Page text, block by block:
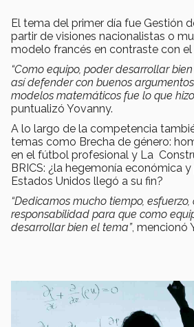
El tema del primer día fue Gestión
partir de visiones nacionalistas o
modelo francés en contraste con
“Como equipo, poder desarrollar
así defender con buenos
modelos matemáticos fue lo que
puntualizó Yovanny.
A lo largo de la competencia
temas como Brecha de género:
en el fútbol profesional y La
BRICS: ¿la hegemonía económica
Estados Unidos llegó a su fin?
“Dedicamos mucho tiempo, esfuerzo,
responsabilidad para que como
desarrollar bien el tema”, mencionó